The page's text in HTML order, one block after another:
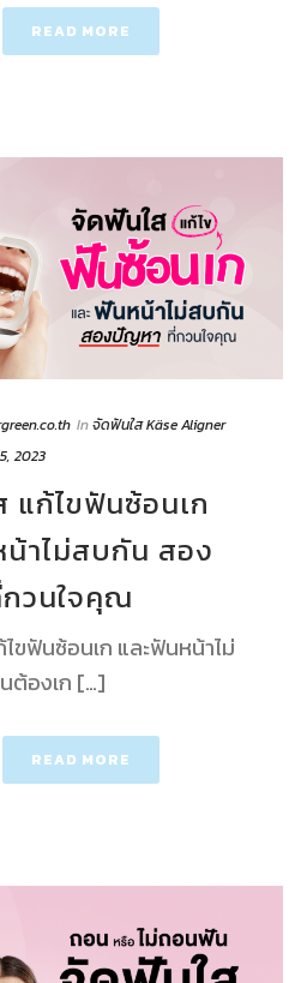
READ MORE
Inจัดฟันใส Käse Aligner
2023
แก้ไขฟันซ้อนเก
าไม่สบกัน สอง
วนใจคุณ
ขฟันซ้อนเก และฟันหน้าไม่
ต้องเก […]
READ MORE